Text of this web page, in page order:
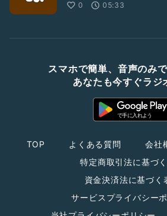
0
05:33
スマホで簡単、音声のみ
あなたも今すぐラジ
TOP よくある質問 会社
特定商取引法に基づ
資金決済法に基づく
サービスプライバシー